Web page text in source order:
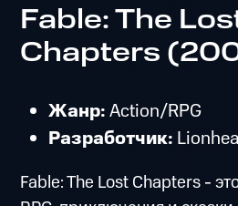
Fable: The
Chapters
Жанр:Action/RPG
Разработчик:
Fable: The Lost Chapters -